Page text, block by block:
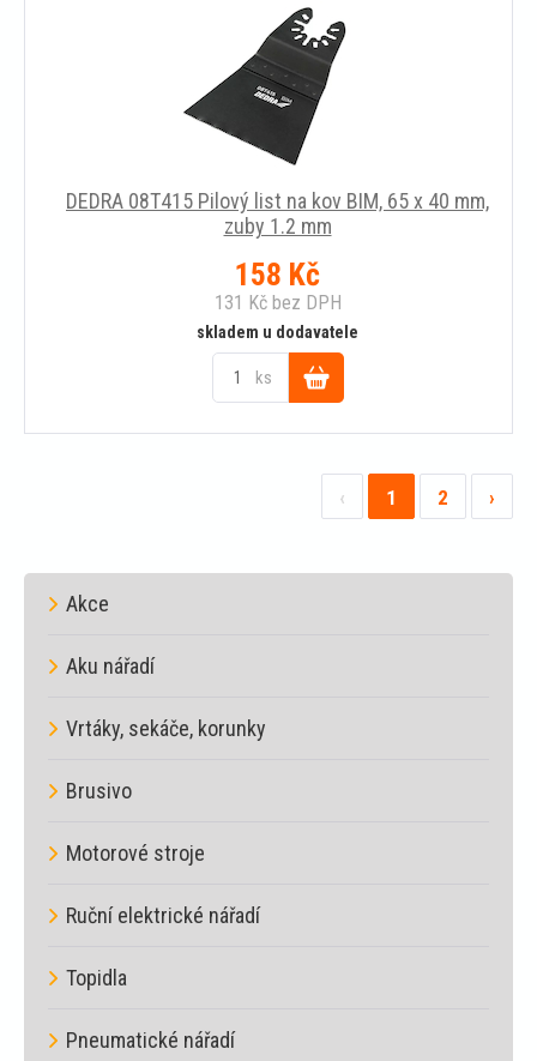
DEDRA 08T415 Pilový list na kov BIM, 65 x 40 mm,
zuby 1.2 mm
158 Kč
131 Kčbez DPH
skladem u dodavatele
ks
Do
košíku
‹ 1 2 ›
Akce
Aku nářadí
Vrtáky, sekáče, korunky
Brusivo
Motorové stroje
Ruční elektrické nářadí
Topidla
Pneumatické nářadí